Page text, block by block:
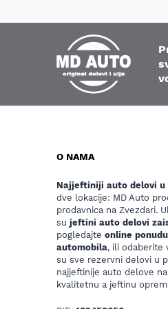
O NAMA
Najjeftiniji auto delovi u
dve lokacije: MD Auto
prodavnica na Zvezdari.
su jeftini auto delovi
pogledajte online
automobila, ili odaberite
su sve rezervni delovi u
najjeftinije auto delove
kvalitetnu a jeftinu